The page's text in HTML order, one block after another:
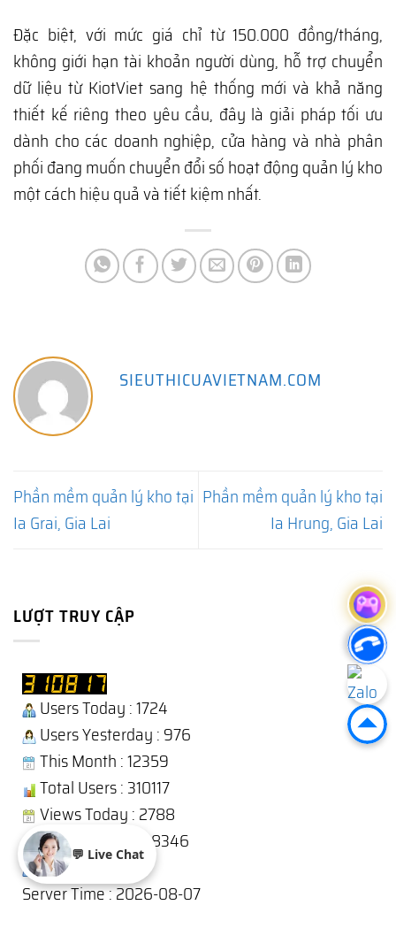
Đặc biệt, với mức giá chỉ từ 150.000 đồng/tháng,
không giới hạn tài khoản người dùng, hỗ trợ chuyển
dữ liệu từ KiotViet sang hệ thống mới và khả năng
thiết kế riêng theo yêu cầu, đây là giải pháp tối ưu
dành cho các doanh nghiệp, cửa hàng và nhà phân
phối đang muốn chuyển đổi số hoạt động quản lý kho
một cách hiệu quả và tiết kiệm nhất.
SIEUTHICUAVIETNAM.COM
Phần mềm quản lý kho tại
Ia Grai, Gia Lai
Phần mềm quản lý kho tại
Ia Hrung, Gia Lai
LƯỢT TRUY CẬP
Users Today : 1724
Users Yesterday : 976
This Month : 12359
Total Users : 310117
Views Today : 2788
Total views : 1238346
Who's Online : 8
Server Time : 2026-08-07
💬 Live Chat